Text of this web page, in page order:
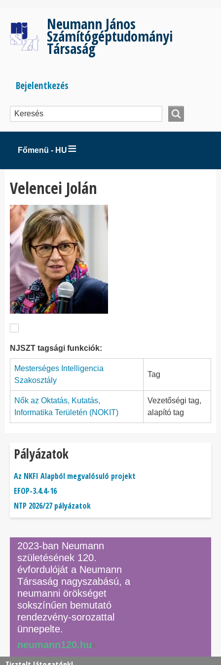
tartalomra
Neumann János
Számítógéptudományi
Társaság
Bejelentkezés
menüje
Bejelentkezés
Főmenü - HU
Velencei Jolán
NJSZT tagsági funkciók:
Mesterséges Intelligencia
Szakosztály
Tag
Nők az Oktatás, Kutatás,
Informatika Területén (NOKIT)
Vezetőségi tag,
alapító tag
Pályázatok
Az NKFI Alapból megvalósuló projekt
EFOP-3.4.4-16
NTP 2026/27 pályázatok
2023-ban Neumann
születésének 120.
évfordulóját a Neumann
Társaság nagyszabású, a
neumanni örökséget
sokszínűen bemutató
rendezvény-sorozattal
ünnepelte.
neumann120.hu